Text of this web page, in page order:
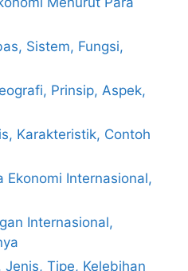
Sistem, Fungsi,
Prinsip, Aspek,
Karakteristik, Contoh
Ekonomi Internasional,
Internasional,
Tipe, Kelebihan